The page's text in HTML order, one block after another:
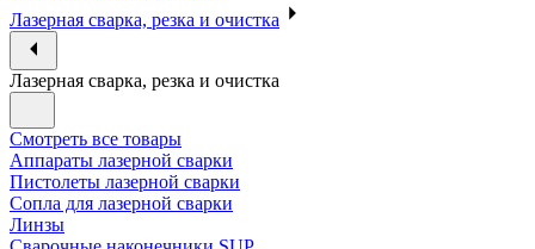
Лазерная сварка, резка и очистка
Лазерная сварка, резка и очистка
Смотреть все товары
Аппараты лазерной сварки
Пистолеты лазерной сварки
Сопла для лазерной сварки
Линзы